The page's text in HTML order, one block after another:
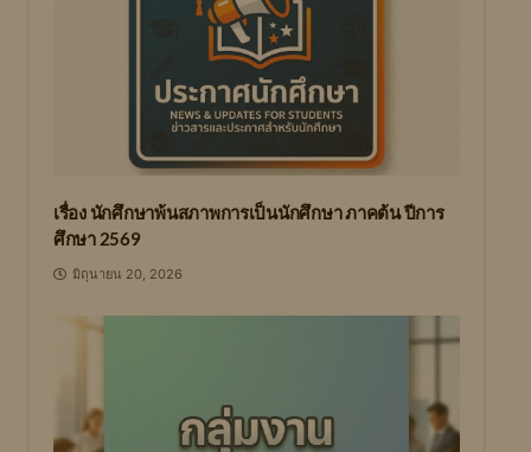
เรื่อง นักศึกษาพ้นสภาพการเป็นนักศึกษา ภาคต้น ปีการ
ศึกษา 2569
มิถุนายน 20, 2026